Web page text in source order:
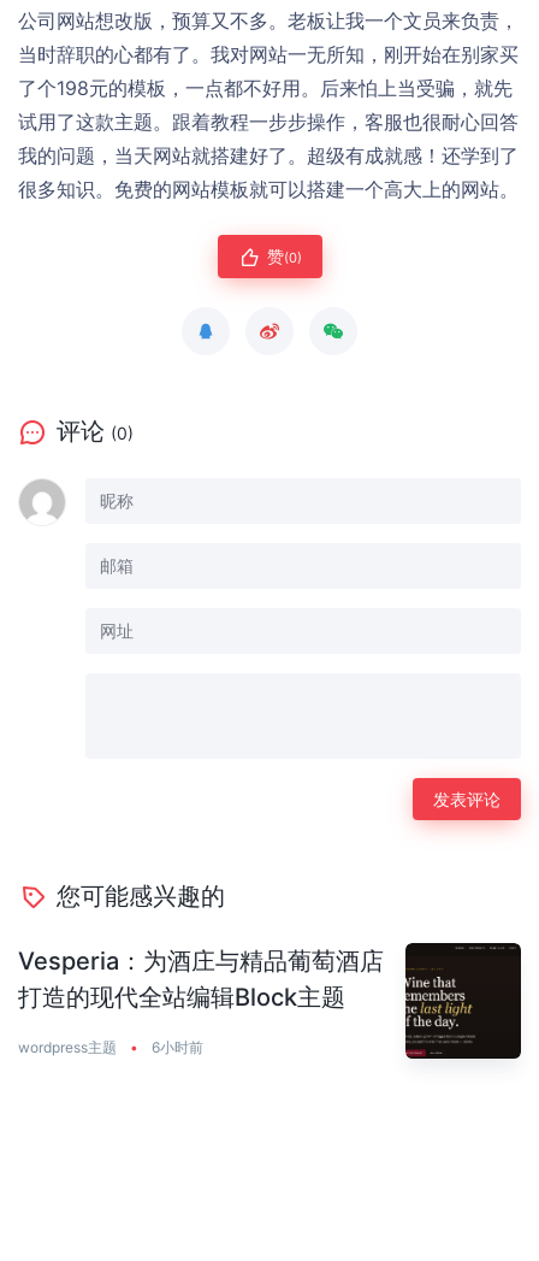
公司网站想改版，预算又不多。老板让我一个文员来负责，
当时辞职的心都有了。我对网站一无所知，刚开始在别家买
了个198元的模板，一点都不好用。后来怕上当受骗，就先
试用了这款主题。跟着教程一步步操作，客服也很耐心回答
我的问题，当天网站就搭建好了。超级有成就感！还学到了
很多知识。免费的网站模板就可以搭建一个高大上的网站。
赞(0)
评论 (0)
您可能感兴趣的
Vesperia：为酒庄与精品葡萄酒店
打造的现代全站编辑Block主题
wordpress主题 • 6小时前